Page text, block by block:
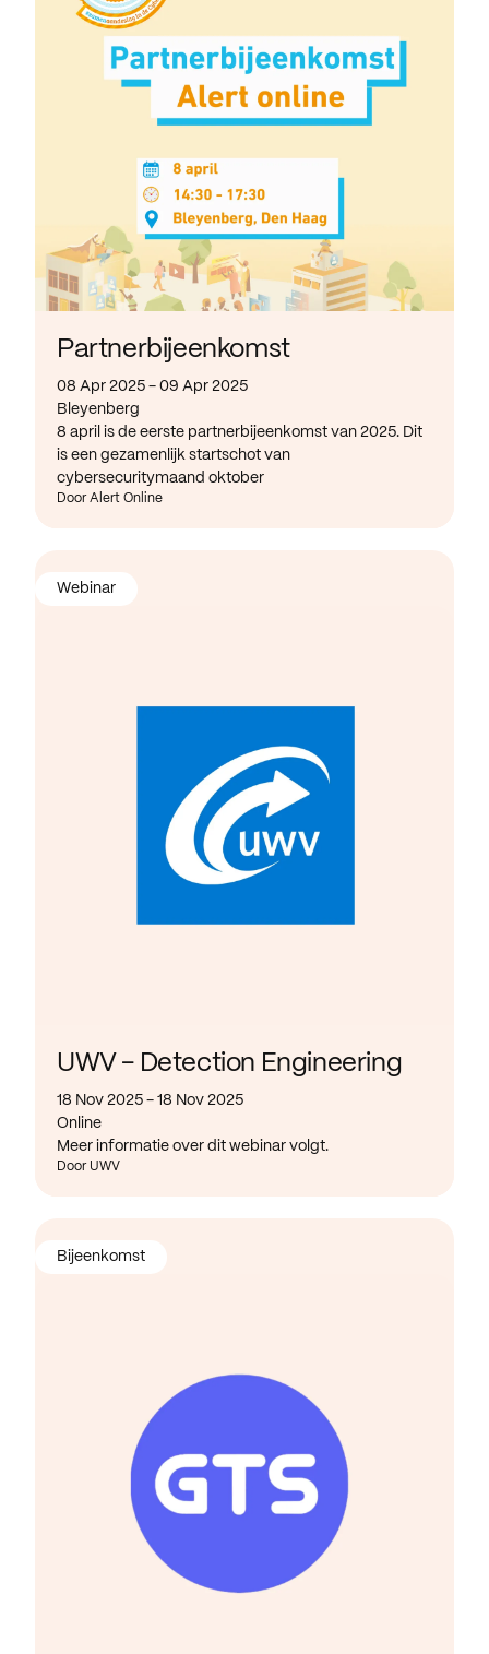
Partnerbijeenkomst
08 Apr 2025 - 09 Apr 2025
Bleyenberg
8 april is de eerste partnerbijeenkomst van 2025. Dit
is een gezamenlijk startschot van
cybersecuritymaand oktober
Door Alert Online
UWV - Detection Engineering
18 Nov 2025 - 18 Nov 2025
Online
Meer informatie over dit webinar volgt.
Door UWV
Webinar
Bijeenkomst